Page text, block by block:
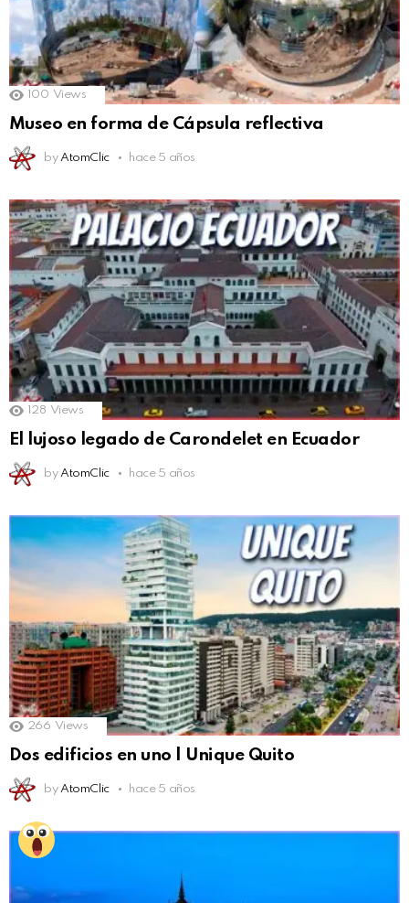
100 Views
Museo en forma de Cápsula reflectiva
by AtomClic hace 5 años
128 Views
El lujoso legado de Carondelet en Ecuador
by AtomClic hace 5 años
266 Views
Dos edificios en uno | Unique Quito
by AtomClic hace 5 años